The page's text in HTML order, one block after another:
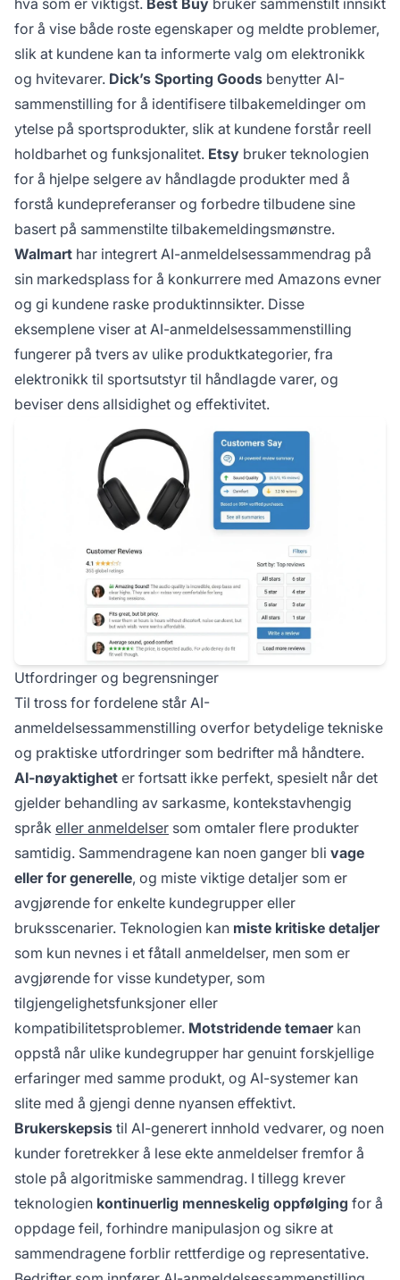
hva som er viktigst. Best Buy bruker sammenstilt innsikt
for å vise både roste egenskaper og meldte problemer,
slik at kundene kan ta informerte valg om elektronikk
og hvitevarer. Dick’s Sporting Goods benytter AI-
sammenstilling for å identifisere tilbakemeldinger om
ytelse på sportsprodukter, slik at kundene forstår reell
holdbarhet og funksjonalitet. Etsy bruker teknologien
for å hjelpe selgere av håndlagde produkter med å
forstå kundepreferanser og forbedre tilbudene sine
basert på sammenstilte tilbakemeldingsmønstre.
Walmart har integrert AI-anmeldelsessammendrag på
sin markedsplass for å konkurrere med Amazons evner
og gi kundene raske produktinnsikter. Disse
eksemplene viser at AI-anmeldelsessammenstilling
fungerer på tvers av ulike produktkategorier, fra
elektronikk til sportsutstyr til håndlagde varer, og
beviser dens allsidighet og effektivitet.
Utfordringer og begrensninger
Til tross for fordelene står AI-
anmeldelsessammenstilling overfor betydelige tekniske
og praktiske utfordringer som bedrifter må håndtere.
AI-nøyaktighet er fortsatt ikke perfekt, spesielt når det
gjelder behandling av sarkasme, kontekstavhengig
språk eller anmeldelser som omtaler flere produkter
samtidig. Sammendragene kan noen ganger bli vage
eller for generelle, og miste viktige detaljer som er
avgjørende for enkelte kundegrupper eller
bruksscenarier. Teknologien kan miste kritiske detaljer
som kun nevnes i et fåtall anmeldelser, men som er
avgjørende for visse kundetyper, som
tilgjengelighetsfunksjoner eller
kompatibilitetsproblemer. Motstridende temaerkan
oppstå når ulike kundegrupper har genuint forskjellige
erfaringer med samme produkt, og AI-systemer kan
slite med å gjengi denne nyansen effektivt.
Brukerskepsis til AI-generert innhold vedvarer, og noen
kunder foretrekker å lese ekte anmeldelser fremfor å
stole på algoritmiske sammendrag. I tillegg krever
teknologien kontinuerlig menneskelig oppfølging for å
oppdage feil, forhindre manipulasjon og sikre at
sammendragene forblir rettferdige og representative.